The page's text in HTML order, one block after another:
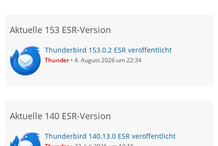
Aktuelle 153 ESR-Version
Thunderbird 153.0.2 ESR veröffentlicht
Thunder 4. August 2026 um 22:34
Aktuelle 140 ESR-Version
Thunderbird 140.13.0 ESR veröffentlicht